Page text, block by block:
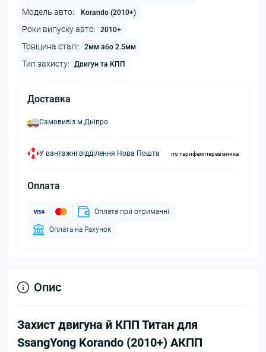
Модель авто: Korando (2010+)
Роки випуску авто: 2010+
Товщина сталі: 2мм або 2.5мм
Тип захисту: Двигун та КПП
Доставка
Самовивіз м.Дніпро
У вантажні відділення Нова Пошта по тарифам перевізника
Оплата
Оплата при отриманні
Оплата на Рахунок
Опис
Захист двигуна й КПП Титан для
SsangYong Korando (2010+) АКПП